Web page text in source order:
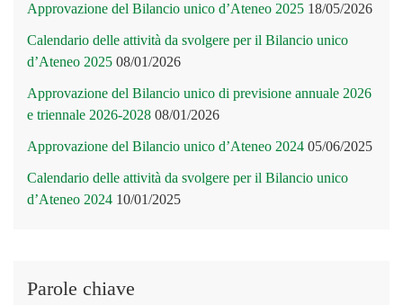
Approvazione del Bilancio unico d’Ateneo 2025 18/05/2026
Calendario delle attività da svolgere per il Bilancio unico
d’Ateneo 2025 08/01/2026
Approvazione del Bilancio unico di previsione annuale 2026
e triennale 2026-2028 08/01/2026
Approvazione del Bilancio unico d’Ateneo 2024 05/06/2025
Calendario delle attività da svolgere per il Bilancio unico
d’Ateneo 2024 10/01/2025
Parole chiave